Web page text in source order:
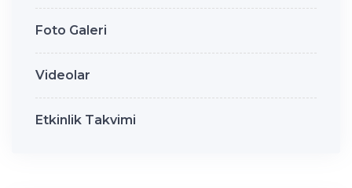
Foto Galeri
Videolar
Etkinlik Takvimi